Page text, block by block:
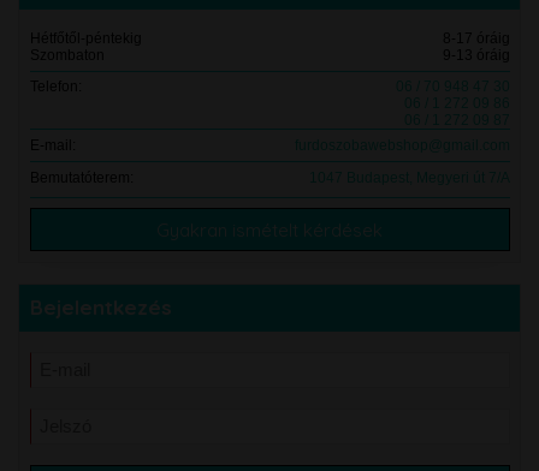
Hétfőtől-péntekig
8-17 óráig
Szombaton
9-13 óráig
Telefon:
06 / 70 948 47 30
06 / 1 272 09 86
06 / 1 272 09 87
furdoszobawebshop@gmail.com
Bemutatóterem:
1047 Budapest, Megyeri út 7/A
Gyakran ismételt kérdések
Bejelentkezés